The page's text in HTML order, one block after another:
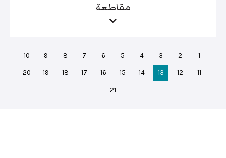
مقاطعة
1
2
3
4
5
6
7
8
9
10
11
12
13
14
15
16
17
18
19
20
21